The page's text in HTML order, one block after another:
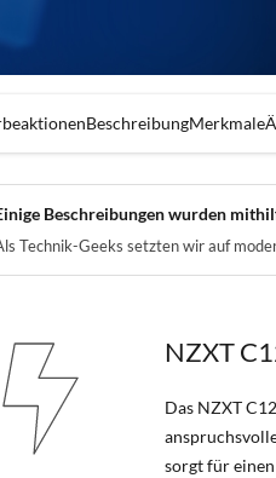
BeschreibungMerkmale
Beschreibungen wurden
Technik-Geeks setzten wir auf
NZXT
Das NZXT
sorgt für